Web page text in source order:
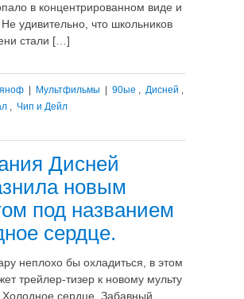
в концентрированном виде и
Не удивительно, что школьников
стали […]
Мультфильмы 90ые , Дисней ,
, Чип и Дейл
Дисней
новым
под названием
сердце.
неплохо бы охладиться, в этом
трейлер-тизер к новому мульту
Холодное сердце. Забавный